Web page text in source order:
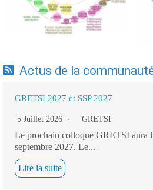
Actus de la
GRETSI 2027 et SSP 2027
5 Juillet 2026 GRETSI
Le prochain colloque GRETSI aura
septembre 2027. Le...
Lire la suite